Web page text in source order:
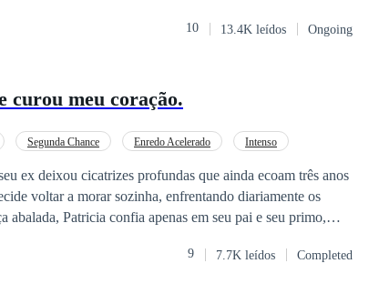
10 13.4K leídos Ongoing
curou meu coração.
Segunda Chance Enredo Acelerado Intenso
ex deixou cicatrizes profundas que ainda ecoam três anos
voltar a morar sozinha, enfrentando diariamente os
abalada, Patricia confia apenas em seu pai e seu primo,
Seu primeiro encontro não é caloroso, deixando-a cautelosa
9 7.7K leídos Completed